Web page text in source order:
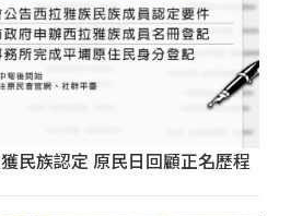
民族認定 原民日回顧正名歷程